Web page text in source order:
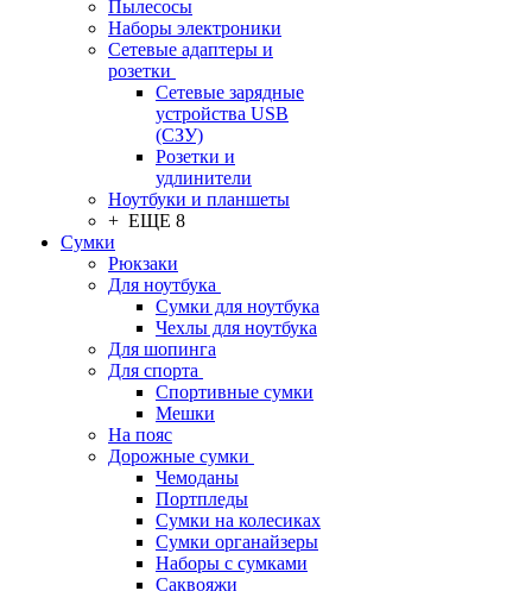
Пылесосы
Наборы электроники
Сетевые адаптеры и
розетки
Сетевые зарядные
устройства USB
(СЗУ)
Розетки и
удлинители
Ноутбуки и планшеты
+ ЕЩЕ 8
Сумки
Рюкзаки
Для ноутбука
Сумки для ноутбука
Чехлы для ноутбука
Для шопинга
Для спорта
Спортивные сумки
Мешки
На пояс
Дорожные сумки
Чемоданы
Портпледы
Сумки на колесиках
Сумки органайзеры
Наборы с сумками
Саквояжи